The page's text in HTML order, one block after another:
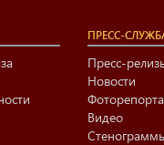
ПРЕСС-
Пресс-
Новости
Видео